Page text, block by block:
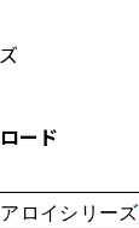
ード
ロイシリーズ